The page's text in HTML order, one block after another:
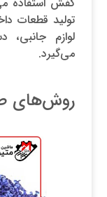
تولید قطعات
لوازم جانبی،
می‌گیرد.
روش‌های